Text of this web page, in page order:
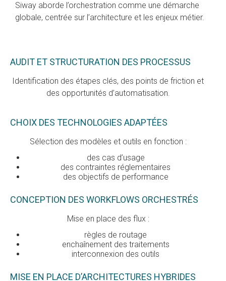
Siway aborde l’orchestration comme une démarche
globale, centrée sur l’architecture et les enjeux métier.
AUDIT ET STRUCTURATION DES PROCESSUS
Identification des étapes clés, des points de friction et
des opportunités d’automatisation.
CHOIX DES TECHNOLOGIES ADAPTÉES
Sélection des modèles et outils en fonction :
des cas d’usage
des contraintes réglementaires
des objectifs de performance
CONCEPTION DES WORKFLOWS ORCHESTRÉS
Mise en place des flux :
règles de routage
enchaînement des traitements
interconnexion des outils
MISE EN PLACE D’ARCHITECTURES HYBRIDES